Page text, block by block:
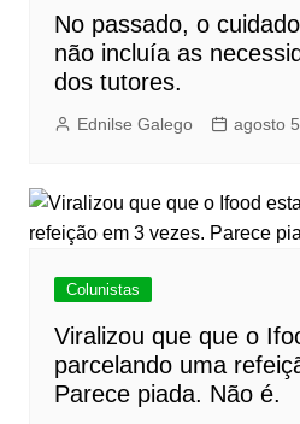
No passado, o
não incluía as
dos tutores.
Ednilse Galego agosto
Colunistas
Viralizou que que o
parcelando uma
Parece piada. Não é.